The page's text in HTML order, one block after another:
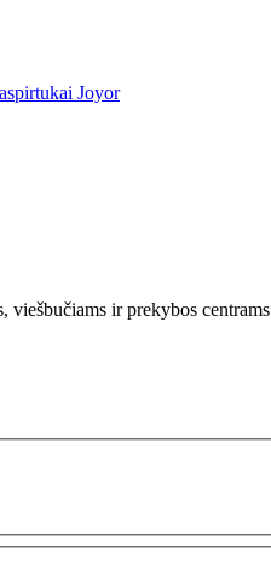
Joyor
ir prekybos centrams